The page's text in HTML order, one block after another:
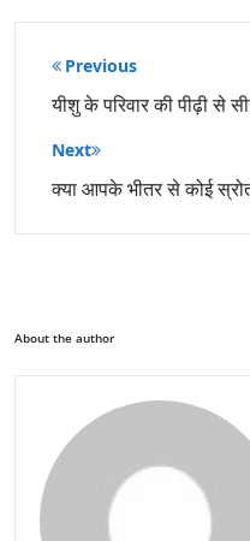
पोस्ट
नेविगेशन
Previous
यीशु के परिवार की पीढ़ी से
Next
क्या आपके भीतर से कोई
About the author